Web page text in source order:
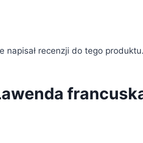
napisał recenzji do tego